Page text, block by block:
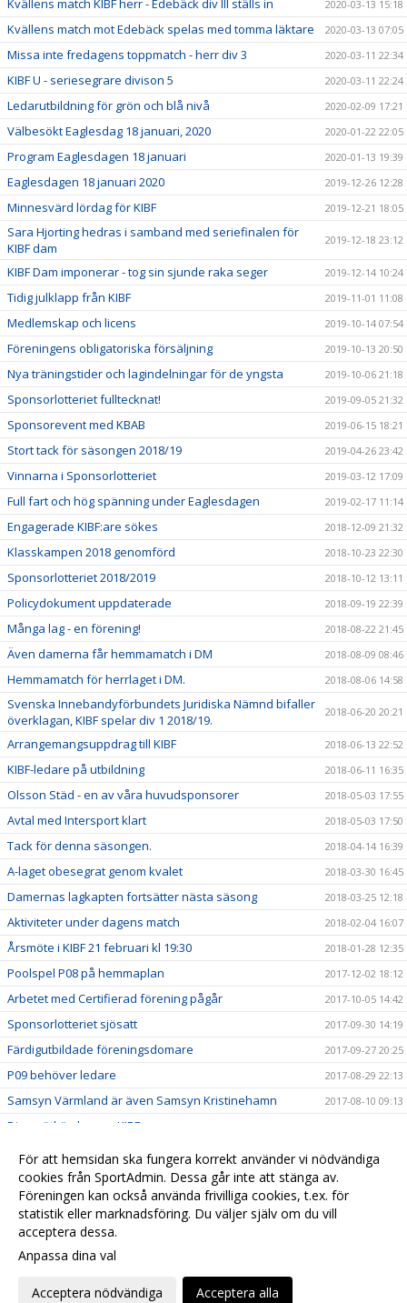
Kvällens match KIBF herr - Edebäck div III ställs in 2020-03-13 15:18
Kvällens match mot Edebäck spelas med tomma läktare 2020-03-13 07:05
Missa inte fredagens toppmatch - herr div 3 2020-03-11 22:34
KIBF U - seriesegrare divison 5 2020-03-11 22:24
Ledarutbildning för grön och blå nivå 2020-02-09 17:21
Välbesökt Eaglesdag 18 januari, 2020 2020-01-22 22:05
Program Eaglesdagen 18 januari 2020-01-13 19:39
Eaglesdagen 18 januari 2020 2019-12-26 12:28
Minnesvärd lördag för KIBF 2019-12-21 18:05
Sara Hjorting hedras i samband med seriefinalen för
KIBF dam
2019-12-18 23:12
KIBF Dam imponerar - tog sin sjunde raka seger 2019-12-14 10:24
Tidig julklapp från KIBF 2019-11-01 11:08
Medlemskap och licens 2019-10-14 07:54
Föreningens obligatoriska försäljning 2019-10-13 20:50
Nya träningstider och lagindelningar för de yngsta 2019-10-06 21:18
Sponsorlotteriet fulltecknat! 2019-09-05 21:32
Sponsorevent med KBAB 2019-06-15 18:21
Stort tack för säsongen 2018/19 2019-04-26 23:42
Vinnarna i Sponsorlotteriet 2019-03-12 17:09
Full fart och hög spänning under Eaglesdagen 2019-02-17 11:14
Engagerade KIBF:are sökes 2018-12-09 21:32
Klasskampen 2018 genomförd 2018-10-23 22:30
Sponsorlotteriet 2018/2019 2018-10-12 13:11
Policydokument uppdaterade 2018-09-19 22:39
Många lag - en förening! 2018-08-22 21:45
Även damerna får hemmamatch i DM 2018-08-09 08:46
Hemmamatch för herrlaget i DM. 2018-08-06 14:58
Svenska Innebandyförbundets Juridiska Nämnd bifaller
överklagan, KIBF spelar div 1 2018/19.
2018-06-20 20:21
Arrangemangsuppdrag till KIBF 2018-06-13 22:52
KIBF-ledare på utbildning 2018-06-11 16:35
Olsson Städ - en av våra huvudsponsorer 2018-05-03 17:55
Avtal med Intersport klart 2018-05-03 17:50
Tack för denna säsongen. 2018-04-14 16:39
A-laget obesegrat genom kvalet 2018-03-30 16:45
Damernas lagkapten fortsätter nästa säsong 2018-03-25 12:18
Aktiviteter under dagens match 2018-02-04 16:07
Årsmöte i KIBF 21 februari kl 19:30 2018-01-28 12:35
Poolspel P08 på hemmaplan 2017-12-02 18:12
Arbetet med Certifierad förening pågår 2017-10-05 14:42
Sponsorlotteriet sjösatt 2017-09-30 14:19
Färdigutbildade föreningsdomare 2017-09-27 20:25
P09 behöver ledare 2017-08-29 22:13
Samsyn Värmland är även Samsyn Kristinehamn 2017-08-10 09:13
Dina nätköp kan ge KIBF pengar
Ledaruppdrag till KIBF 2017-06-11 10:29
Barnidrottsmodellen Samsyn Värmland 2017-04-07 09:15
Tack för en rolig avslutning 2017-03-26 19:52
inställningar
Webbversion
För att hemsidan ska fungera korrekt använder vi nödvändiga
cookies från SportAdmin. Dessa går inte att stänga av.
Föreningen kan också använda frivilliga cookies, t.ex. för
statistik eller marknadsföring. Du väljer själv om du vill
acceptera dessa.
Anpassa dina val
Acceptera nödvändiga Acceptera alla